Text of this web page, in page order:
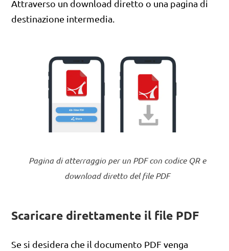
Attraverso un download diretto o una pagina di
destinazione intermedia.
Pagina di atterraggio per un PDF con codice QR e
download diretto del file PDF
Scaricare direttamente il file PDF
Se si desidera che il documento PDF venga